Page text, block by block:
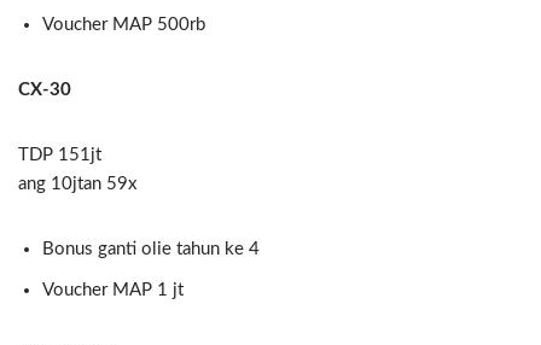
Voucher MAP 500rb
CX-30
TDP 151jt
ang 10jtan 59x
Bonus ganti olie tahun ke 4
Voucher MAP 1 jt